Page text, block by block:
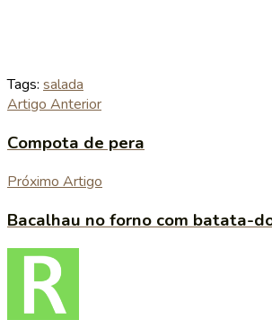
Tags: salada
Artigo Anterior
Compota de pera
Próximo Artigo
Bacalhau no forno com batata-